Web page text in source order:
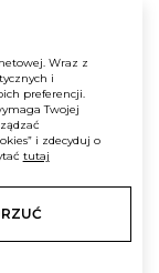
Wraz z
i
preferencji.
Twojej
i zdecyduj o
tutaj